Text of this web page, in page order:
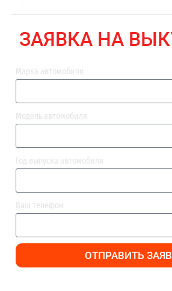
ЗАЯВКА НА
Марка автомобиля
Модель автомобиля
Год выпуска автомобиля
Ваш телефон
ОТПРАВИТЬ